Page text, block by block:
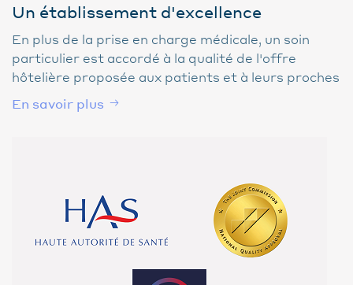
Un établissement d'excellence
En plus de la prise en charge médicale, un soin
particulier est accordé à la qualité de l'offre
hôtelière proposée aux patients et à leurs proches
En savoir plus